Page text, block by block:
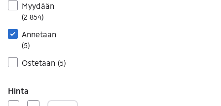
Myydään
(2 854)
Annetaan
(5)
Ostetaan (5)
Hinta